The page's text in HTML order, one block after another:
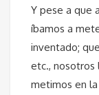
Y pese a que
íbamos a
inventado;
etc., nosotros
metimos en